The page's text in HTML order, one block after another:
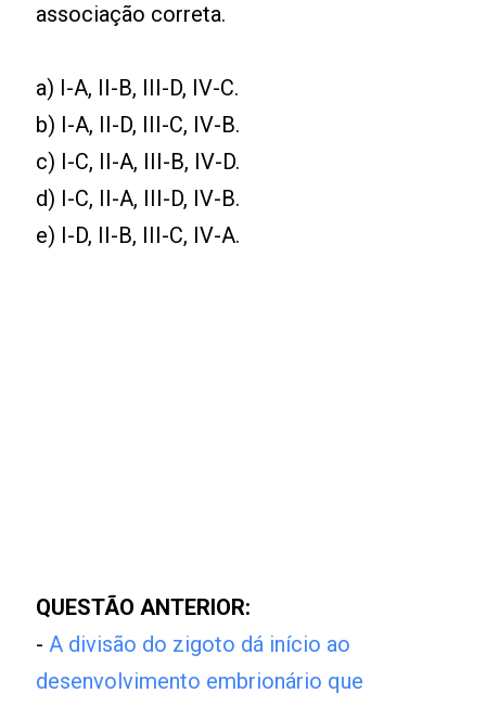
associação correta.
a) I-A, II-B, III-D, IV-C.
b) I-A, II-D, III-C, IV-B.
c) I-C, II-A, III-B, IV-D.
d) I-C, II-A, III-D, IV-B.
e) I-D, II-B, III-C, IV-A.
QUESTÃO ANTERIOR:
-A divisão do zigoto dá início ao
desenvolvimento embrionário que